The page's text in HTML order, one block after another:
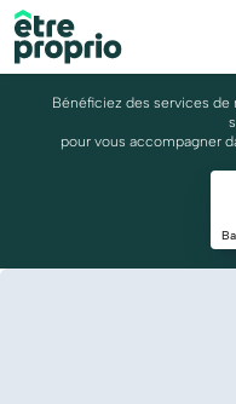
Bénéficiez des services
pour vous accompagner